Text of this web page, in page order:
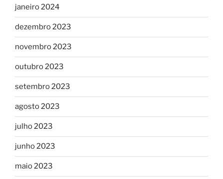
janeiro 2024
dezembro 2023
novembro 2023
outubro 2023
setembro 2023
agosto 2023
julho 2023
junho 2023
maio 2023